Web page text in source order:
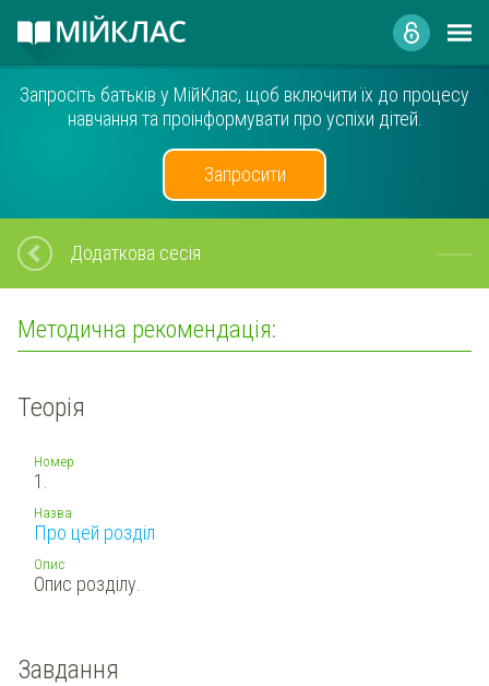
Запросіть батьків у МійКлас, щоб включити їх до процесу
навчання та проінформувати про успіхи дітей.
Запросити
Додаткова сесія
Методична рекомендація:
Теорія
Номер
1.
Назва
Про цей розділ
Опис
Опис розділу.
Завдання